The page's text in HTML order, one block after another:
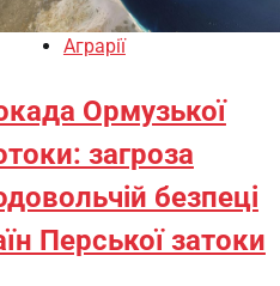
Аграрії
Ормузької
загроза
безпеці
Перської затоки